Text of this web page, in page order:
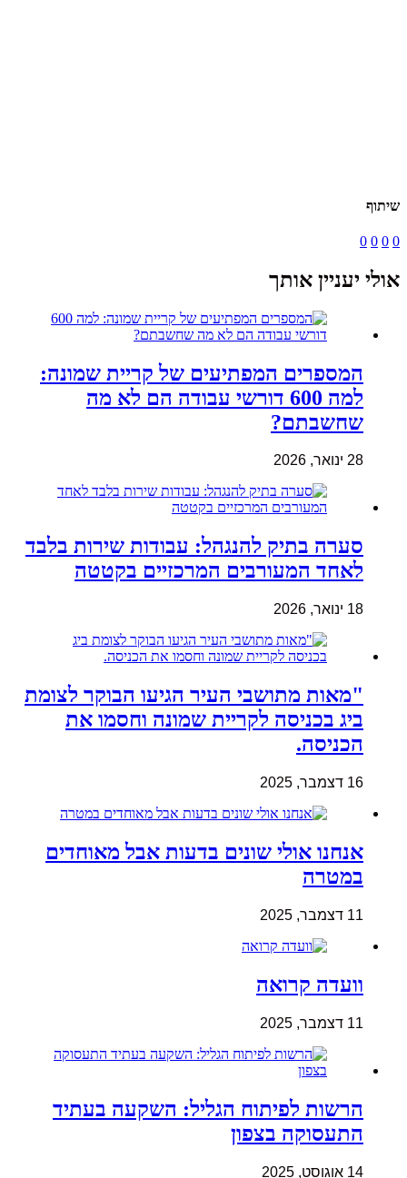
שיתוף
0
0
0
0
אולי יעניין אותך
המספרים המפתיעים של קריית שמונה:
למה 600 דורשי עבודה הם לא מה
שחשבתם?
28 ינואר, 2026
סערה בתיק להנגהל: עבודות שירות בלבד
לאחד המעורבים המרכזיים בקטטה
18 ינואר, 2026
"מאות מתושבי העיר הגיעו הבוקר לצומת
ביג בכניסה לקריית שמונה וחסמו את
הכניסה.
16 דצמבר, 2025
אנחנו אולי שונים בדעות אבל מאוחדים
במטרה
11 דצמבר, 2025
וועדה קרואה
11 דצמבר, 2025
הרשות לפיתוח הגליל: השקעה בעתיד
התעסוקה בצפון
14 אוגוסט, 2025